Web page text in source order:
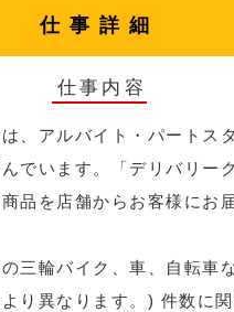
仕事詳細
仕事内容
、アルバイト・パートス
でいます。「デリバリー
品を店舗からお客様にお
三輪バイク、車、自転車
り異なります。) 件数に